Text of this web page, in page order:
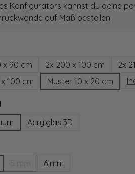
Konfigurators kannst du deine
auf Maß bestellen
x 90 cm
2x 200 x 100 cm
2x
x 100 cm
Muster 10 x 20 cm
auswählen
Acrylglas 3D
(Diese Option ist zurzeit nicht
6 mm